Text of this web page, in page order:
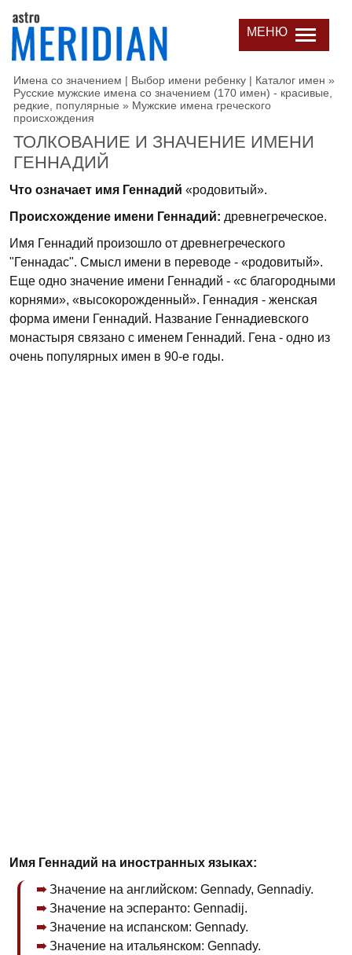
МЕНЮ
Имена со значением | Выбор имени ребенку | Каталог имен »
Русские мужские имена со значением (170 имен) - красивые,
редкие, популярные » Мужские имена греческого
происхождения
ТОЛКОВАНИЕ И ЗНАЧЕНИЕ ИМЕНИ
ГЕННАДИЙ
Что означает имя Геннадий «родовитый».
Происхождение имени Геннадий: древнегреческое.
Имя Геннадий произошло от древнегреческого
"Геннадас". Смысл имени в переводе - «родовитый».
Еще одно значение имени Геннадий - «с благородными
корнями», «высокорожденный». Геннадия - женская
форма имени Геннадий. Название Геннадиевского
монастыря связано с именем Геннадий. Гена - одно из
очень популярных имен в 90-е годы.
Имя Геннадий на иностранных языках:
Значение на английском: Gennady, Gennadiy.
Значение на эсперанто: Gennadij.
Значение на испанском: Gennady.
Значение на итальянском: Gennady.